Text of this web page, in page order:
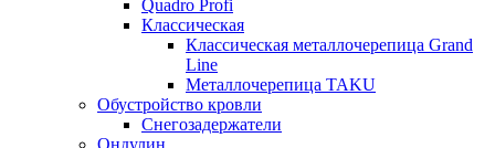
Quadro Profi
Классическая
Классическая металлочерепица Grand
Line
Металлочерепица TAKU
Обустройство кровли
Снегозадержатели
Ондулин